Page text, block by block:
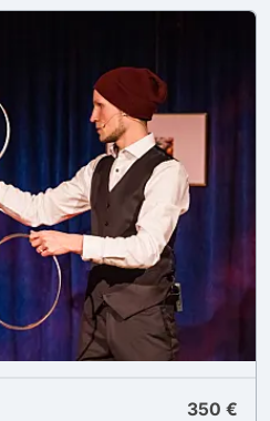
350 €